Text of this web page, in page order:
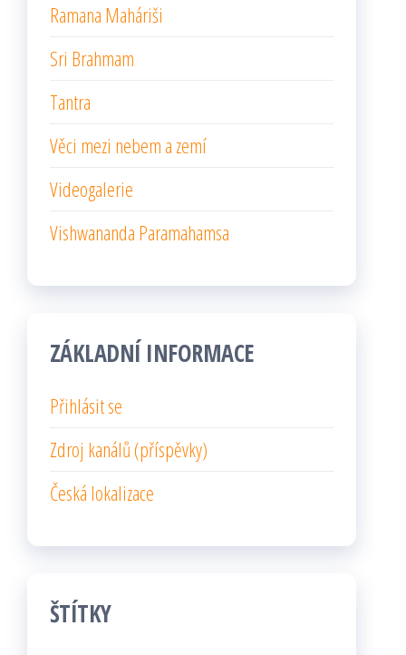
Ramana Maháriši
Sri Brahmam
Tantra
Věci mezi nebem a zemí
Videogalerie
Vishwananda Paramahamsa
ZÁKLADNÍ INFORMACE
Přihlásit se
Zdroj kanálů (příspěvky)
Česká lokalizace
ŠTÍTKY